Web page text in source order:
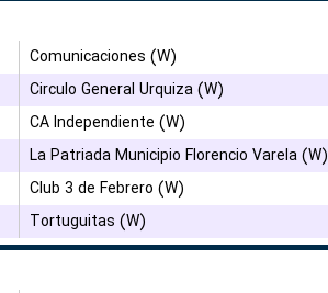
Comunicaciones (W)
Circulo General Urquiza (W)
CA Independiente (W)
La Patriada Municipio Florencio Varela (W)
Club 3 de Febrero (W)
Tortuguitas (W)